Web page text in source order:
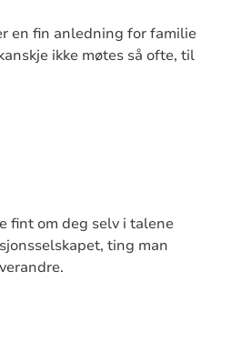
en fin anledning for familie
ikke møtes så ofte, til
fint om deg selv i talene
ting man